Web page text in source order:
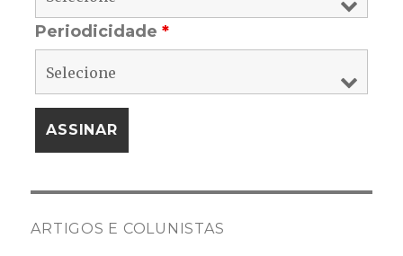
Periodicidade*
ARTIGOS E COLUNISTAS